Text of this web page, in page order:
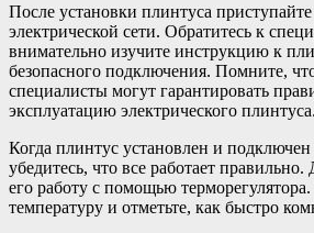
После установки плинтуса
электрической сети. Обратитесь к
внимательно изучите инструкцию к
безопасного подключения. Помните,
специалисты могут гарантировать
эксплуатацию электрического плинтуса.
Когда плинтус установлен и подключен
убедитесь, что все работает правильно.
его работу с помощью
температуру и отметьте, как быстро